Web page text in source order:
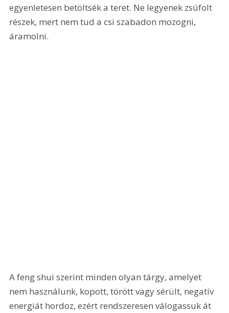
egyenletesen betöltsék a teret. Ne legyenek zsúfolt
részek, mert nem tud a csi szabadon mozogni,
áramolni.
A feng shui szerint minden olyan tárgy, amelyet
nem használunk, kopott, törött vagy sérült, negatív
energiát hordoz, ezért rendszeresen válogassuk át